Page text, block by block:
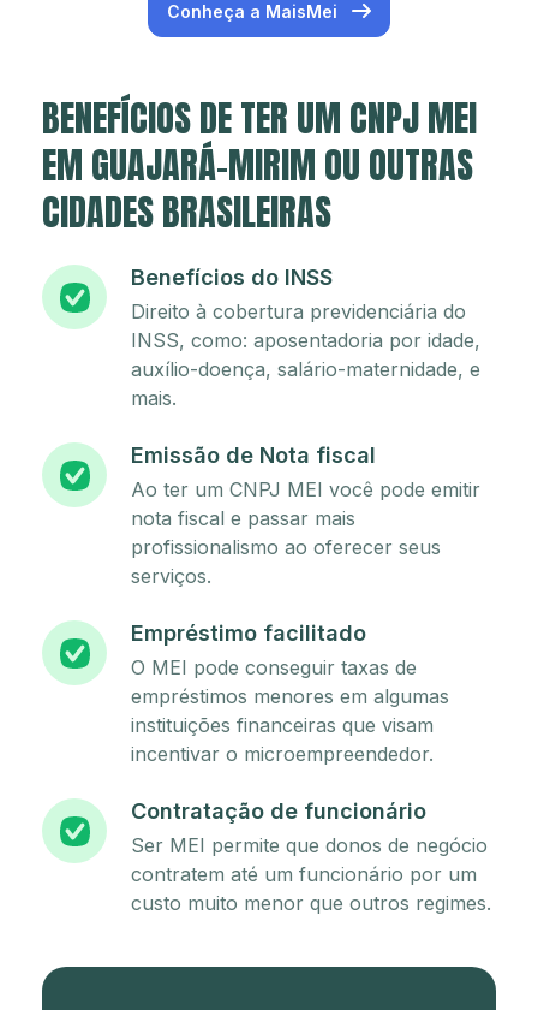
Conheça a MaisMei
BENEFÍCIOS DE TER UM CNPJ MEI
EM GUAJARÁ-MIRIM OU OUTRAS
CIDADES BRASILEIRAS
Benefícios do INSS
Direito à cobertura previdenciária do
INSS, como: aposentadoria por idade,
auxílio-doença, salário-maternidade, e
mais.
Emissão de Nota fiscal
Ao ter um CNPJ MEI você pode emitir
nota fiscal e passar mais
profissionalismo ao oferecer seus
serviços.
Empréstimo facilitado
O MEI pode conseguir taxas de
empréstimos menores em algumas
instituições financeiras que visam
incentivar o microempreendedor.
Contratação de funcionário
Ser MEI permite que donos de negócio
contratem até um funcionário por um
custo muito menor que outros regimes.